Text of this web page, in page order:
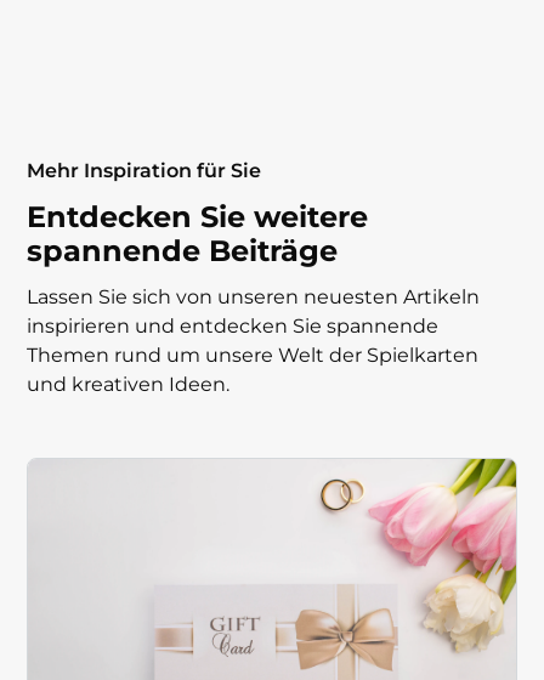
Mehr Inspiration für Sie
Entdecken Sie weitere
spannende Beiträge
Lassen Sie sich von unseren neuesten Artikeln
inspirieren und entdecken Sie spannende
Themen rund um unsere Welt der Spielkarten
und kreativen Ideen.